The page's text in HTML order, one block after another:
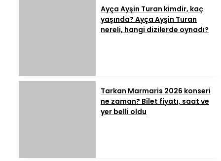
Ayça Ayşin Turan kimdir, kaç
yaşında? Ayça Ayşin Turan
nereli, hangi dizilerde oynadı?
Tarkan Marmaris 2026 konseri
ne zaman? Bilet fiyatı, saat ve
yer belli oldu